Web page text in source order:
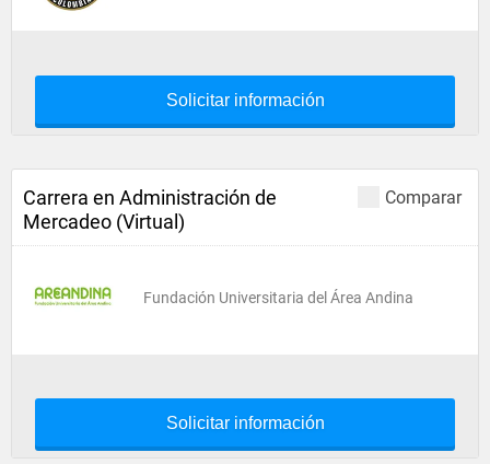
Solicitar información
Comparar
Carrera en Administración de
Mercadeo (Virtual)
Fundación Universitaria del Área Andina
Solicitar información